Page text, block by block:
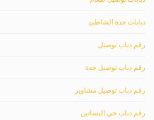
دبابات جدة الشاطئ
رقم دباب توصيل
رقم دباب توصيل جدة
رقم دباب توصيل مشاوير
رقم دباب حي البساتين